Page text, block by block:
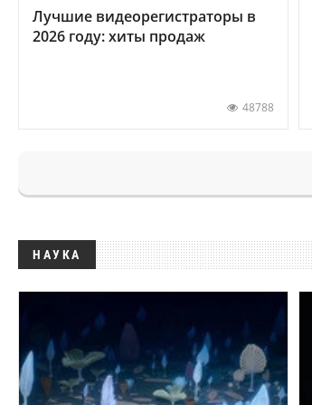
Лучшие видеорегистраторы в
2026 году: хиты продаж
48788
НАУКА